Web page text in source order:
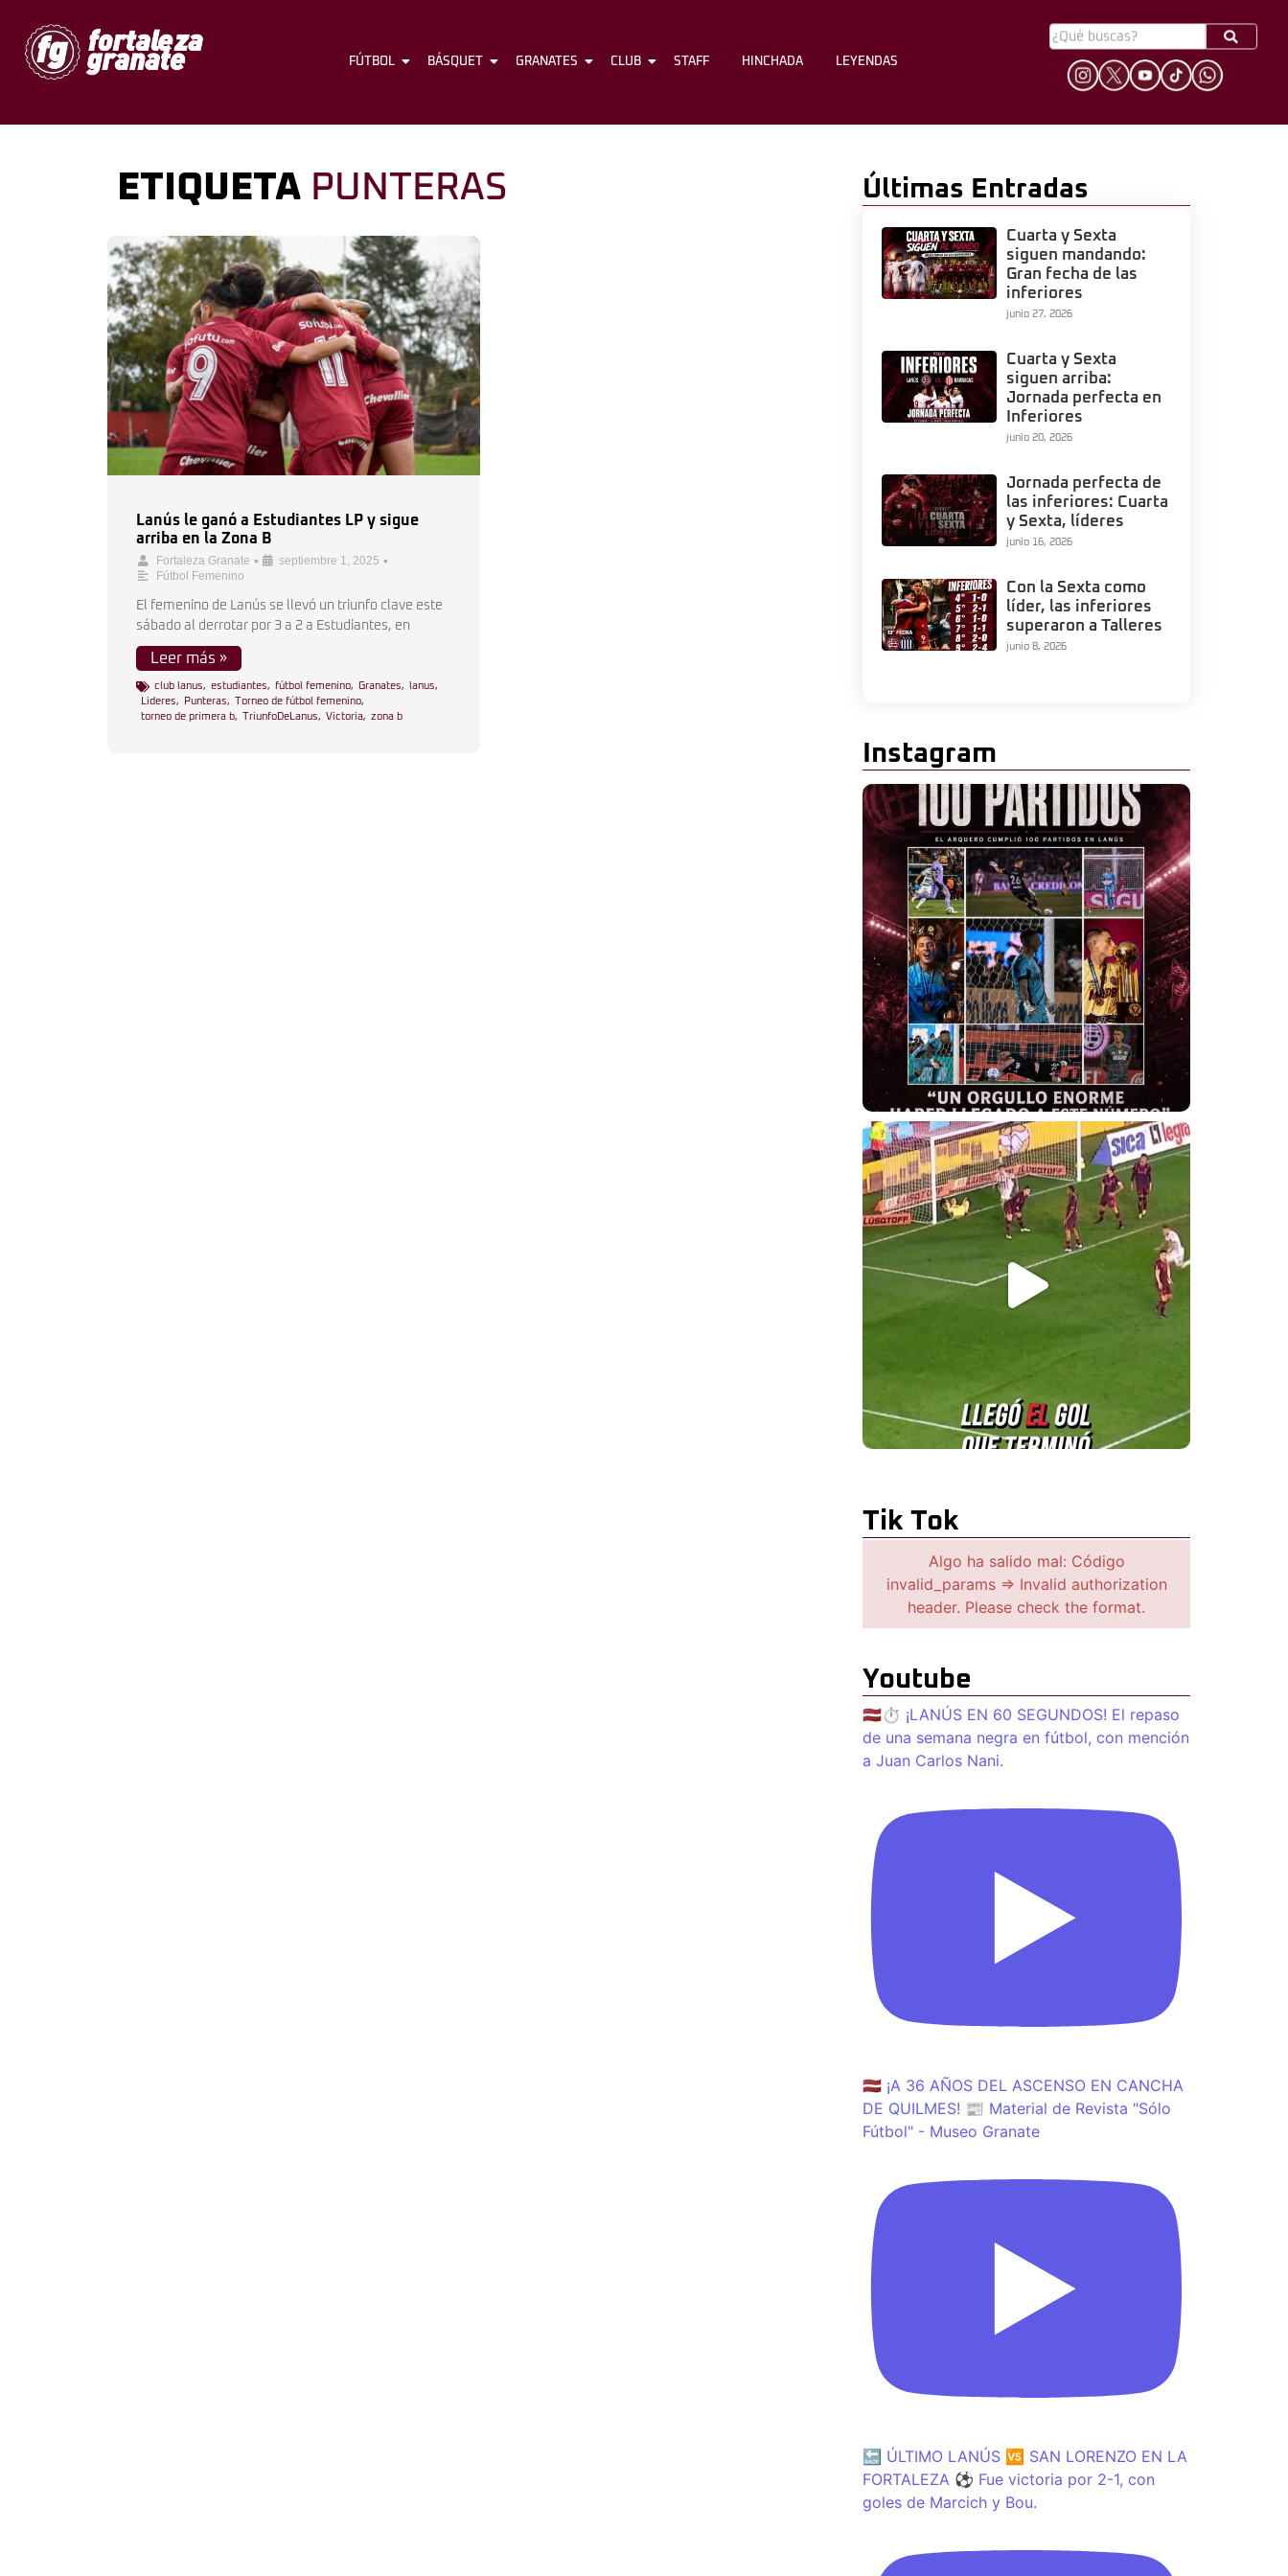
FÚTBOL BÁSQUET GRANATES CLUB STAFF HINCHADA
FÚTBOL BÁSQUET GRANATES CLUB STAFF HINCHADA LEYENDAS
ETIQUETA PUNTERAS
Lanús le ganó a Estudiantes LP y sigue
arriba en la Zona B
Fortaleza Granate • septiembre 1, 2025 •
Fútbol Femenino
El femenino de Lanús se llevó un triunfo clave este
sábado al derrotar por 3 a 2 a Estudiantes, en
Leer más »
club lanus, estudiantes, fútbol femenino, Granates, lanus,
Lideres, Punteras, Torneo de fútbol femenino,
torneo de primera b, TriunfoDeLanus, Victoria, zona b
Últimas Entradas
Cuarta y Sexta
siguen mandando:
Gran fecha de las
inferiores
junio 27, 2026
Cuarta y Sexta
siguen arriba:
Jornada perfecta en
Inferiores
junio 20, 2026
Jornada perfecta de
las inferiores: Cuarta
y Sexta, líderes
junio 16, 2026
Con la Sexta como
líder, las inferiores
superaron a Talleres
junio 8, 2026
Instagram
Tik Tok
Algo ha salido mal: Código
invalid_params => Invalid authorization
header. Please check the format.
Youtube
🇱🇻⏱️ ¡LANÚS EN 60 SEGUNDOS! El repaso
de una semana negra en fútbol, con mención
a Juan Carlos Nani.
🇱🇻 ¡A 36 AÑOS DEL ASCENSO EN CANCHA
DE QUILMES! 📰 Material de Revista "Sólo
Fútbol" - Museo Granate
🔙 ÚLTIMO LANÚS 🆚 SAN LORENZO EN LA
FORTALEZA ⚽️ Fue victoria por 2-1, con
goles de Marcich y Bou.